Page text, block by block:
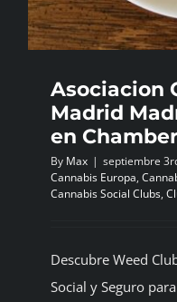
Asociacion
Madrid
en
By Max | septiembre
Cannabis Europa,
Cannabis Social Clubs,
Descubre Weed
Social y Seguro